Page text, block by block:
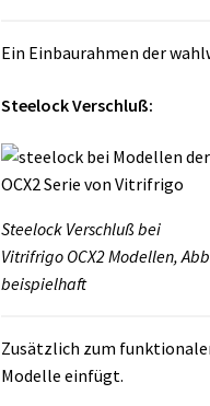
Ein Einbaurahmen der
Steelock Verschluß:
Steelock Verschluß bei
Vitrifrigo OCX2 Modellen,
beispielhaft
Zusätzlich zum
Modelle einfügt.